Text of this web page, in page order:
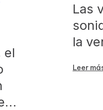
el
Las
la
Leer